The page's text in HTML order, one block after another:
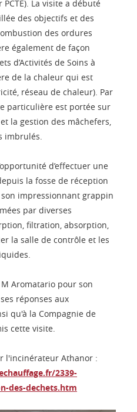
La visite a débuté
des objectifs et des
des ordures
également de façon
d’Activités de Soins à
de la chaleur qui est
réseau de chaleur). Par
particulière est portée sur
la gestion des mâchefers,
imbrulés.
d’effectuer une
la fosse de réception
impressionnant grappin
par diverses
filtration, absorption,
la salle de contrôle et les
Aromatario pour son
réponses aux
qu'à la Compagnie de
cette visite.
l'incinérateur Athanor :
2339-
des-dechets.htm